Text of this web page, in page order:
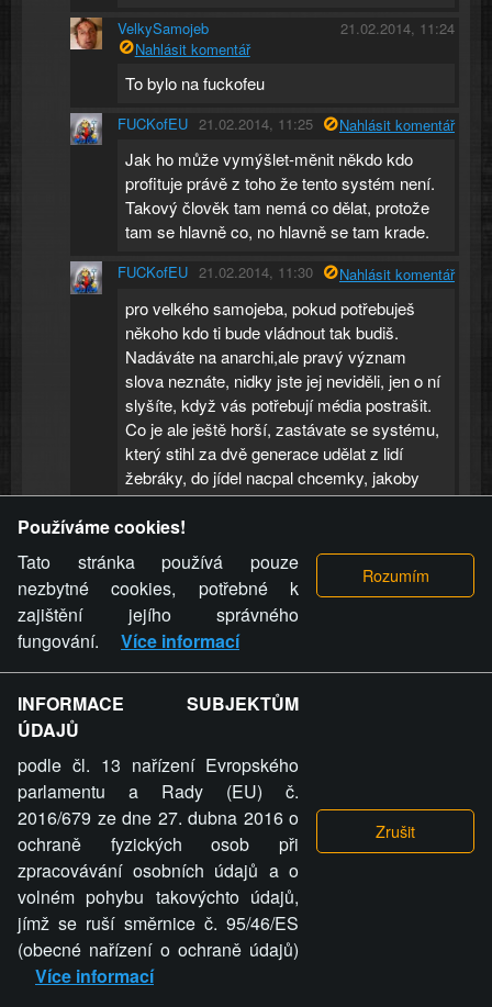
VelkySamojeb
21.02.2014, 11:24
Nahlásit komentář
To bylo na fuckofeu
FUCKofEU 21.02.2014, 11:25 Nahlásit komentář
Jak ho může vymýšlet-měnit někdo kdo
profituje právě z toho že tento systém není.
Takový člověk tam nemá co dělat, protože
tam se hlavně co, no hlavně se tam krade.
FUCKofEU 21.02.2014, 11:30 Nahlásit komentář
pro velkého samojeba, pokud potřebuješ
někoho kdo ti bude vládnout tak budiš.
Nadáváte na anarchi,ale pravý význam
slova neznáte, nidky jste jej neviděli, jen o ní
slyšíte, když vás potřebují média postrašit.
Co je ale ještě horší, zastávate se systému,
který stihl za dvě generace udělat z lidí
žebráky, do jídel nacpal chcemky, jakoby
jeho konec znamenal i váš konec.
fuckofeu: pochop, že lidi jsou hloupé stádo,
které potřebuje vést. Nemůžeš nastolit
anarchii-chaos tím, že si budeš myslet, že si
lidi můžou sami vládnout. To prostě nejde,
dopadlo by to stejně špatně jako teď, když
nám vládnou gauneři.
Ať to beru z jaké strany chcu, jediné řešení
je vystřílet kurvy u koryt a celé jejich famílie
do pátého kolene.
Revenger 21.02.2014, 11:41
Jde to aby si každej vládl jednotlivě ale to
brzo zkončíme a nebo se vždy najde nějakej
zmetek co bude chtít vládu zas jen pro sebe
FUCKofEU
Používáme cookies!
Tato stránka používá pouze
nezbytné cookies, potřebné k
zajištění jejího správného
fungování.
Více informací
INFORMACE SUBJEKTŮM
ÚDAJŮ
podle čl. 13 nařízení Evropského
parlamentu a Rady (EU) č.
2016/679 ze dne 27. dubna 2016 o
ochraně fyzických osob při
zpracovávání osobních údajů a o
volném pohybu takovýchto údajů,
jímž se ruší směrnice č. 95/46/ES
(obecné nařízení o ochraně údajů)
Více informací